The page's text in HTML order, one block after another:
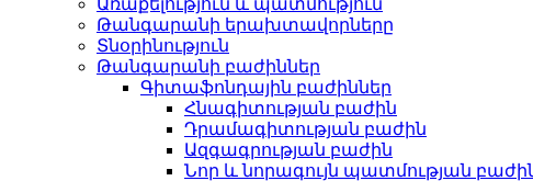
Առաքելություն և պատմություն
Թանգարանի երախտավորները
Տնօրինություն
Թանգարանի բաժիններ
Գիտաֆոնդային բաժիններ
Հնագիտության բաժին
Դրամագիտության բաժին
Ազգագրության բաժին
Նոր և նորագույն պատմության